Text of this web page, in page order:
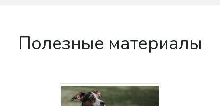
Полезные материалы